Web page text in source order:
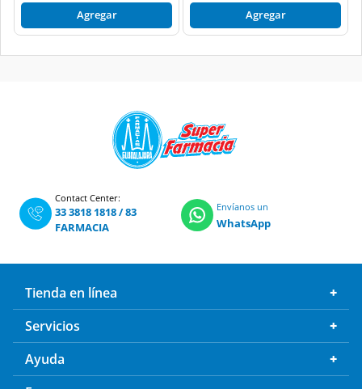
Agregar Agregar
Contact Center:
33 3818 1818/83
FARMACIA
Envíanos un
WhatsApp
Tienda en línea
Servicios
Ayuda